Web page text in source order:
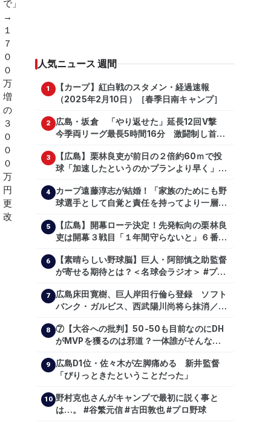
人気ニュース 週間
1
【カープ】紅白戦のスタメン・経過速報
（2025年2月10日）［春季日南キャンプ］
2
広島・坂倉 「やり返せた」延長12回V撃
今季両リーグ最長5時間16分 激闘制し首位
3
【広島】栗林良吏が前日の２倍約60ｍで投
球「加速したというのかプランより早く」自
4
カープ遠藤淳志が結婚！「家族のためにも野
球選手として自覚と責任を持ってより一層頑
5
【広島】開幕ローテ決定！先発転向の栗林良
吏は開幕３戦目「１年間守らないと」６番手
6
【素晴らしい野球脳】巨人・阿部慎之助監督
が寄せる期待とは？＜名球会ラジオ＞ #プロ
山礼都 #泉口友汰 #石井琢朗 #shorts
7
広島床田寛樹、巨人岸田行倫ら登録 ソフト
バンク・ガルビス、西武陽川尚将ら抹消／２
8
⑦【大谷への批判】50-50も目前なのにDH
がMVPを獲るのは邪道？一体誰がそんな事
【shoheiohtani】【池田親興】【高橋慶
彦】【広島東洋カープ】【プロ野球】
9
広島D1位・佐々木が左脚痛める 新井監督
「ぴりっときたということだった」
10 野村克也さんがキャンプで最初に説く事と
は…。 #谷繁元信 #古田敦也 #プロ野球